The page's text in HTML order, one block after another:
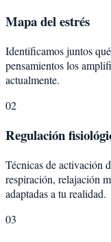
Mapa del estrés
Identificamos juntos
pensamientos los
actualmente.
02
Regulación
Técnicas de activación
respiración, relajación
adaptadas a tu realidad.
03